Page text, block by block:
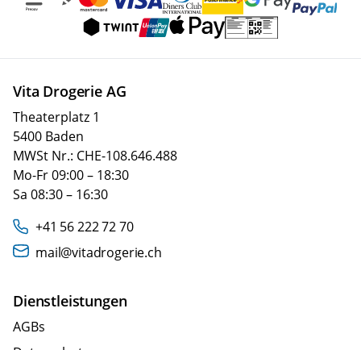
Vita Drogerie AG
Theaterplatz 1
5400 Baden
MWSt Nr.: CHE-108.646.488
Mo-Fr 09:00 – 18:30
Sa 08:30 – 16:30
+41 56 222 72 70
mail@vitadrogerie.ch
Dienstleistungen
AGBs